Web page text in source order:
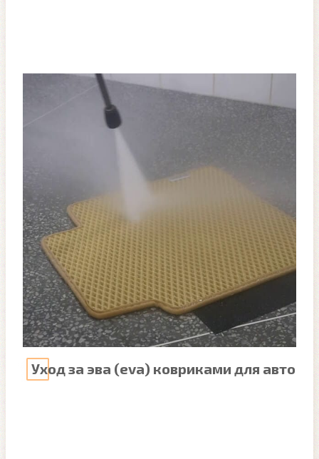
Уход за эва (eva) ковриками для авто